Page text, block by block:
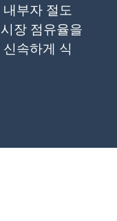
부자 절도
장 점유율을
속하게 식